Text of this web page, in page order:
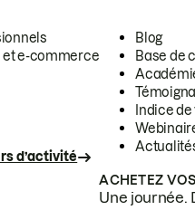
e-commerce
d’activité
Blog
Base de
Indice
ACHETEZ
Une journée.